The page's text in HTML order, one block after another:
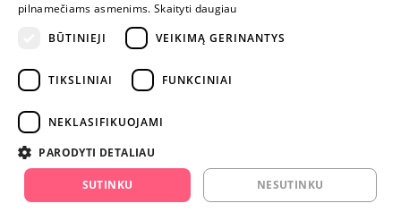
+370 600 84088
info@fantazijos.lt
instagram.com/fantazijos.lt
Karjera
pilnamečiams asmenims. Skaityti daugiau
BŪTINIEJI
VEIKIMĄ GERINANTYS
TIKSLINIAI FUNKCINIAI
NEKLASIFIKUOJAMI
PARODYTI DETALIAU
SUTINKU NESUTINKU